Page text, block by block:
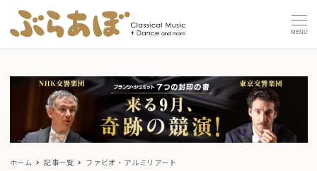
MENU
ホーム 記事一覧 ファビオ・アルミリアート